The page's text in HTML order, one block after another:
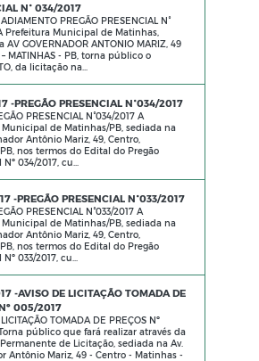
N° 034/2017
PREGÃO PRESENCIAL N°
Prefeitura Municipal de Matinhas,
AV GOVERNADOR ANTONIO MARIZ, 49
– MATINHAS - PB, torna público o
da licitação na...
-PREGÃO PRESENCIAL N°034/2017
PRESENCIAL N°034/2017 A
de Matinhas/PB, sediada na
Antônio Mariz, 49, Centro,
nos termos do Edital do Pregão
034/2017, cu...
-PREGÃO PRESENCIAL N°033/2017
PRESENCIAL N°033/2017 A
de Matinhas/PB, sediada na
Antônio Mariz, 49, Centro,
nos termos do Edital do Pregão
033/2017, cu...
-AVISO DE LICITAÇÃO TOMADA DE
005/2017
TOMADA DE PREÇOS Nº
público que fará realizar através da
de Licitação, sediada na Av.
Antônio Mariz, 49 - Centro - Matinhas -